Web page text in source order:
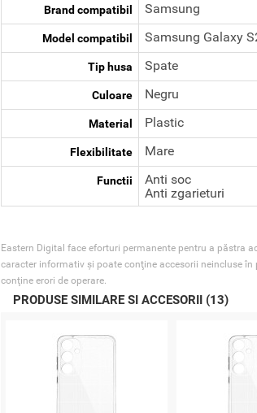
Brand compatibil Samsung
Model compatibil Samsung Galaxy
Tip husa Spate
Culoare Negru
Material Plastic
Flexibilitate Mare
Functii
Anti soc
Anti zgarieturi
Eastern Digital face eforturi permanente pentru a păstra
caracter informativ şi poate conţine accesorii neincluse
conţine erori de operare.
PRODUSE SIMILARE SI ACCESORII (13)